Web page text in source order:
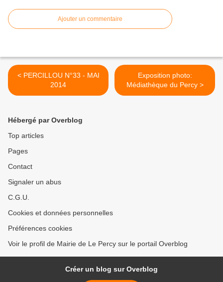
Ajouter un commentaire
< PERCILLOU N°33 - MAI
2014
Exposition photo:
Médiathèque du Percy >
Hébergé par Overblog
Top articles
Pages
Contact
Signaler un abus
C.G.U.
Cookies et données personnelles
Préférences cookies
Voir le profil de Mairie de Le Percy sur le portail Overblog
Créer un blog sur Overblog